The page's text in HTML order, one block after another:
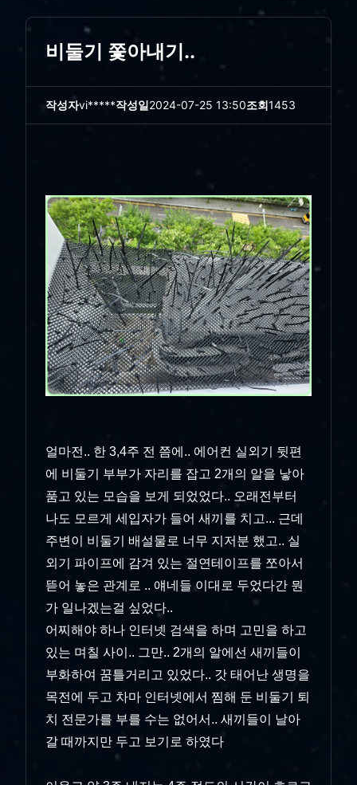
비둘기 쫓아내기..
작성자vi*****작성일2024-07-25 13:50조회1453
얼마전.. 한 3,4주 전 쯤에.. 에어컨 실외기 뒷편
에 비둘기 부부가 자리를 잡고 2개의 알을 낳아
품고 있는 모습을 보게 되었었다.. 오래전부터
나도 모르게 세입자가 들어 새끼를 치고... 근데
주변이 비둘기 배설물로 너무 지저분 했고.. 실
외기 파이프에 감겨 있는 절연테이프를 쪼아서
뜯어 놓은 관계로 .. 얘네들 이대로 두었다간 뭔
가 일나겠는걸 싶었다..
어찌해야 하나 인터넷 검색을 하며 고민을 하고
있는 며칠 사이.. 그만.. 2개의 알에선 새끼들이
부화하여 꿈틀거리고 있었다.. 갓 태어난 생명을
목전에 두고 차마 인터넷에서 찜해 둔 비둘기 퇴
치 전문가를 부를 수는 없어서.. 새끼들이 날아
갈 때까지만 두고 보기로 하였다